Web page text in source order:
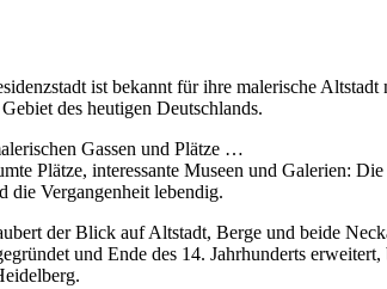
ist bekannt für ihre malerische
des heutigen Deutschlands.
Gassen und Plätze …
Plätze, interessante Museen und Galerien:
die Vergangenheit lebendig.
der Blick auf Altstadt, Berge und beide
und Ende des 14. Jahrhunderts